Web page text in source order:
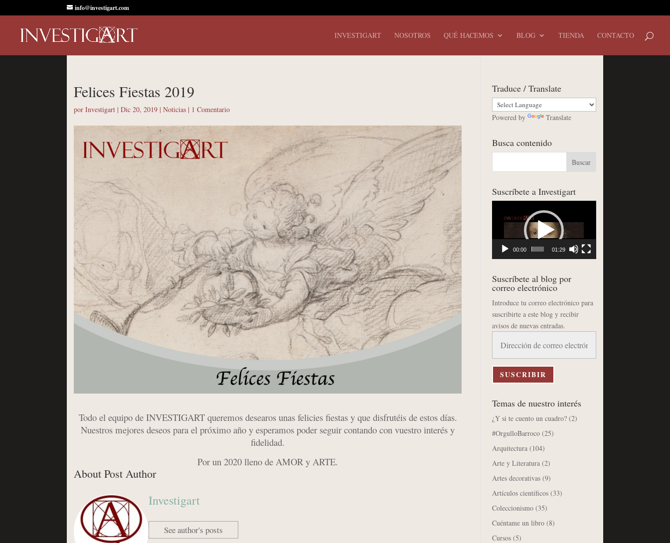
info@investigart.com
INVESTIGART NOSOTROS QUÉ HACEMOS BLOG TIENDA CONTACTO
Felices Fiestas 2019
porInvestigart |Dic 20, 2019 |Noticias | 1 Comentario
Todo el equipo de INVESTIGART queremos desearos unas felicies fiestas y que disfrutéis de estos días.
Nuestros mejores deseos para el próximo año y esperamos poder seguir contando con vuestro interés y
fidelidad.
Por un 2020 lleno de AMOR y ARTE.
About Post Author
Investigart
See author's posts
Traduce / Translate
Powered by Translate
Busca contenido
Suscríbete a Investigart
00:00 01:29
Suscríbete al blog por
correo electrónico
Introduce tu correo electrónico para
suscribirte a este blog y recibir
avisos de nuevas entradas.
correo
electrónico
SUSCRIBIR
Temas de nuestro interés
¿Y si te cuento un cuadro? (2)
#OrgulloBarroco (25)
Arquitectura (104)
Arte y Literatura (2)
Artes decorativas (9)
Artículos científicos (33)
Coleccionismo (35)
Cuéntame un libro (8)
Cursos (5)